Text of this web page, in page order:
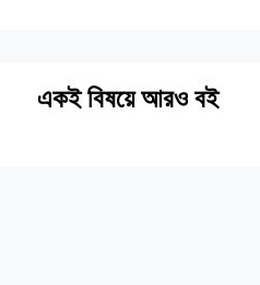
একই বিষয়ে আরও বই